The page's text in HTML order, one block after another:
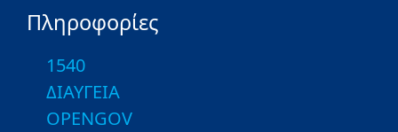
Πληροφορίες
1540
ΔΙΑΥΓΕΙΑ
OPENGOV